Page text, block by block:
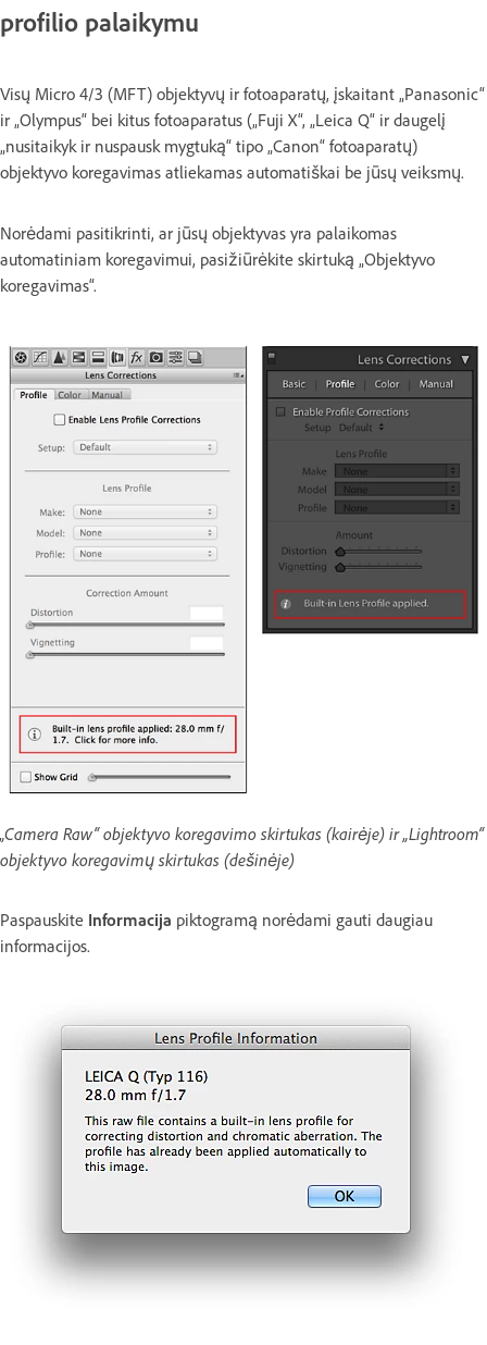
profilio palaikymu
Visų Micro 4/3 (MFT) objektyvų ir fotoaparatų, įskaitant „Panasonic“
ir „Olympus“ bei kitus fotoaparatus („Fuji X“, „Leica Q“ ir daugelį
„nusitaikyk ir nuspausk mygtuką“ tipo „Canon“ fotoaparatų)
objektyvo koregavimas atliekamas automatiškai be jūsų veiksmų.
Norėdami pasitikrinti, ar jūsų objektyvas yra palaikomas
automatiniam koregavimui, pasižiūrėkite skirtuką „Objektyvo
koregavimas“.
„Camera Raw“ objektyvo koregavimo skirtukas (kairėje) ir „Lightroom“
objektyvo koregavimų skirtukas (dešinėje)
Paspauskite Informacija piktogramą norėdami gauti daugiau
informacijos.